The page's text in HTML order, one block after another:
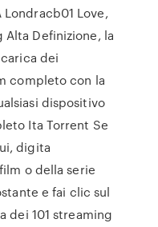
Londracb01 Love,
Definizione, la
dei
completo con la
dispositivo
Ita Torrent Se
digita
o della serie
e fai clic sul
dei 101 streaming